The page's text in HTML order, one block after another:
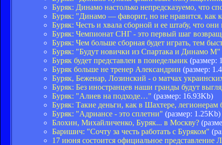
Буряк: Динамо настолько непредсказуемо, что
Буряк: "Динамо — фаворит, но не нравится, как
Буряк: Честь и хвала сборной и ее штабу, что
Буряк: Чемпионат СНГ - это первый шаг
Буряк: Чем больше сборная будет играть, тем
Буряк: "Будут новички из Спартака и Динамо М"
Буряк будет представлен в понедельник (размер:
Буряк больше не тренер Александрии (размер:
Буряк, Беженар, Лозинский - о матчах
Буряк: Без иностранцев наши гранды будут
Буряк: "Алиев на подходе…" (размер: 16.93Kb)
Буряк: Такие деньги, как в Шахтере, легионерам
Буряк: "Адриансе - это сплетни" (размер: 1.25Kb)
Блохин, Михайличенко, Буряк... в Москву?
Баришич: "Сочту за честь работать с Буряком"
17 июня состоится официальное представление